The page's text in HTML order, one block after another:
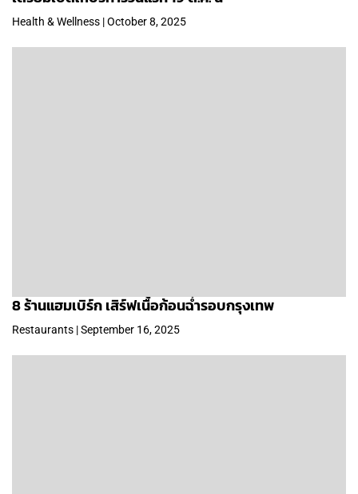
Health & Wellness | October 8, 2025
8 ร้านแฮมเบิร์ก เสิร์ฟเนื้อก้อนฉ่ำรอบกรุงเทพ
Restaurants | September 16, 2025